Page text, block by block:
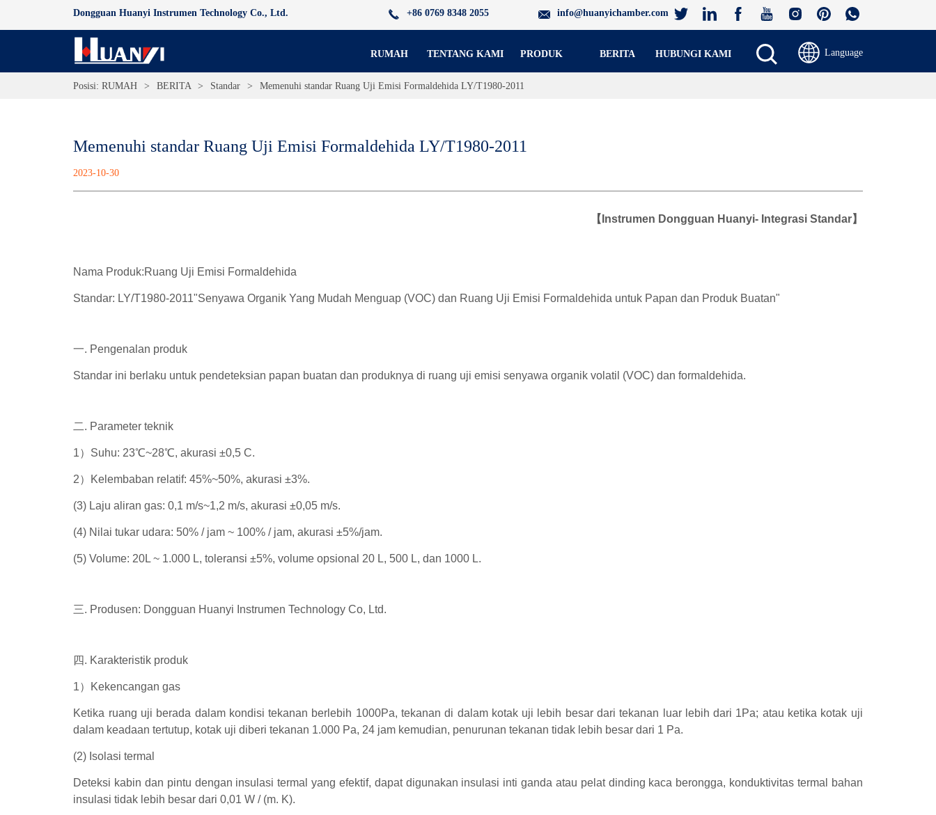
Dongguan Huanyi Instrumen Technology Co., Ltd. +86 0769 8348 2055 info@huanyichamber.com
RUMAH TENTANG KAMI PRODUK BERITA HUBUNGI KAMI Language
Posisi: RUMAH > BERITA > Standar > Memenuhi standar Ruang Uji Emisi Formaldehida LY/T1980-2011
Memenuhi standar Ruang Uji Emisi Formaldehida LY/T1980-2011
2023-10-30